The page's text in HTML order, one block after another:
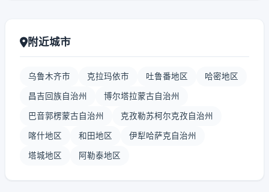
附近城市
乌鲁木齐市 克拉玛依市 吐鲁番地区 哈密地区
昌吉回族自治州 博尔塔拉蒙古自治州
巴音郭楞蒙古自治州 克孜勒苏柯尔克孜自治州
喀什地区 和田地区 伊犁哈萨克自治州
塔城地区 阿勒泰地区